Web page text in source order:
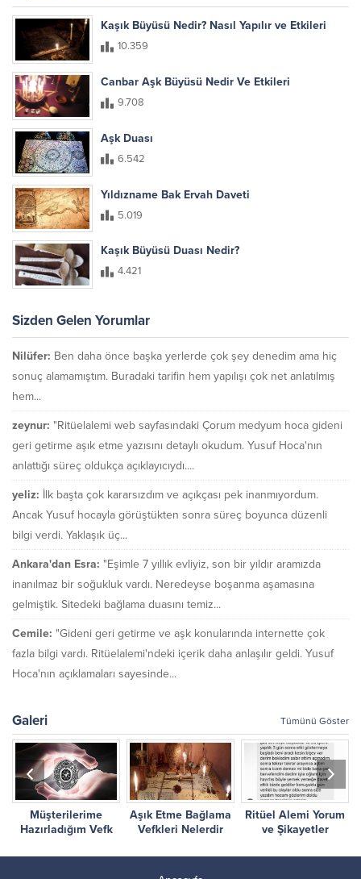
Kaşık Büyüsü Nedir? Nasıl Yapılır ve Etkileri
10.359
Canbar Aşk Büyüsü Nedir Ve Etkileri
9.708
Aşk Duası
6.542
Yıldızname Bak Ervah Daveti
5.019
Kaşık Büyüsü Duası Nedir?
4.421
Sizden Gelen Yorumlar
Nilüfer: Ben daha önce başka yerlerde çok şey denedim ama hiç
sonuç alamamıştım. Buradaki tarifin hem yapılışı çok net anlatılmış
hem...
zeynur: "Ritüelalemi web sayfasındaki Çorum medyum hoca gideni
geri getirme aşık etme yazısını detaylı okudum. Yusuf Hoca'nın
anlattığı süreç oldukça açıklayıcıydı....
yeliz: İlk başta çok kararsızdım ve açıkçası pek inanmıyordum.
Ancak Yusuf hocayla görüştükten sonra süreç boyunca düzenli
bilgi verdi. Yaklaşık üç...
Ankara'dan Esra: "Eşimle 7 yıllık evliyiz, son bir yıldır aramızda
inanılmaz bir soğukluk vardı. Neredeyse boşanma aşamasına
gelmiştik. Sitedeki bağlama duasını temiz...
Cemile: "Gideni geri getirme ve aşk konularında internette çok
fazla bilgi vardı. Ritüelalemi'ndeki içerik daha anlaşılır geldi. Yusuf
Hoca'nın açıklamaları sayesinde...
Galeri Tümünü Göster
Müşterilerime
Hazırladığım Vefk
Aşık Etme Bağlama
Vefkleri Nelerdir
Ritüel Alemi Yorum
ve Şikayetler